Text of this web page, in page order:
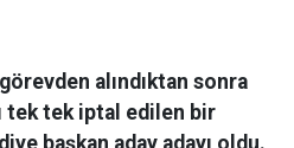
alındıktan sonra
tek tek iptal edilen bir